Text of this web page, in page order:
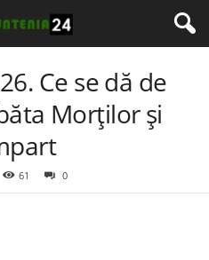
Ce se dă de
Morților și
61 0